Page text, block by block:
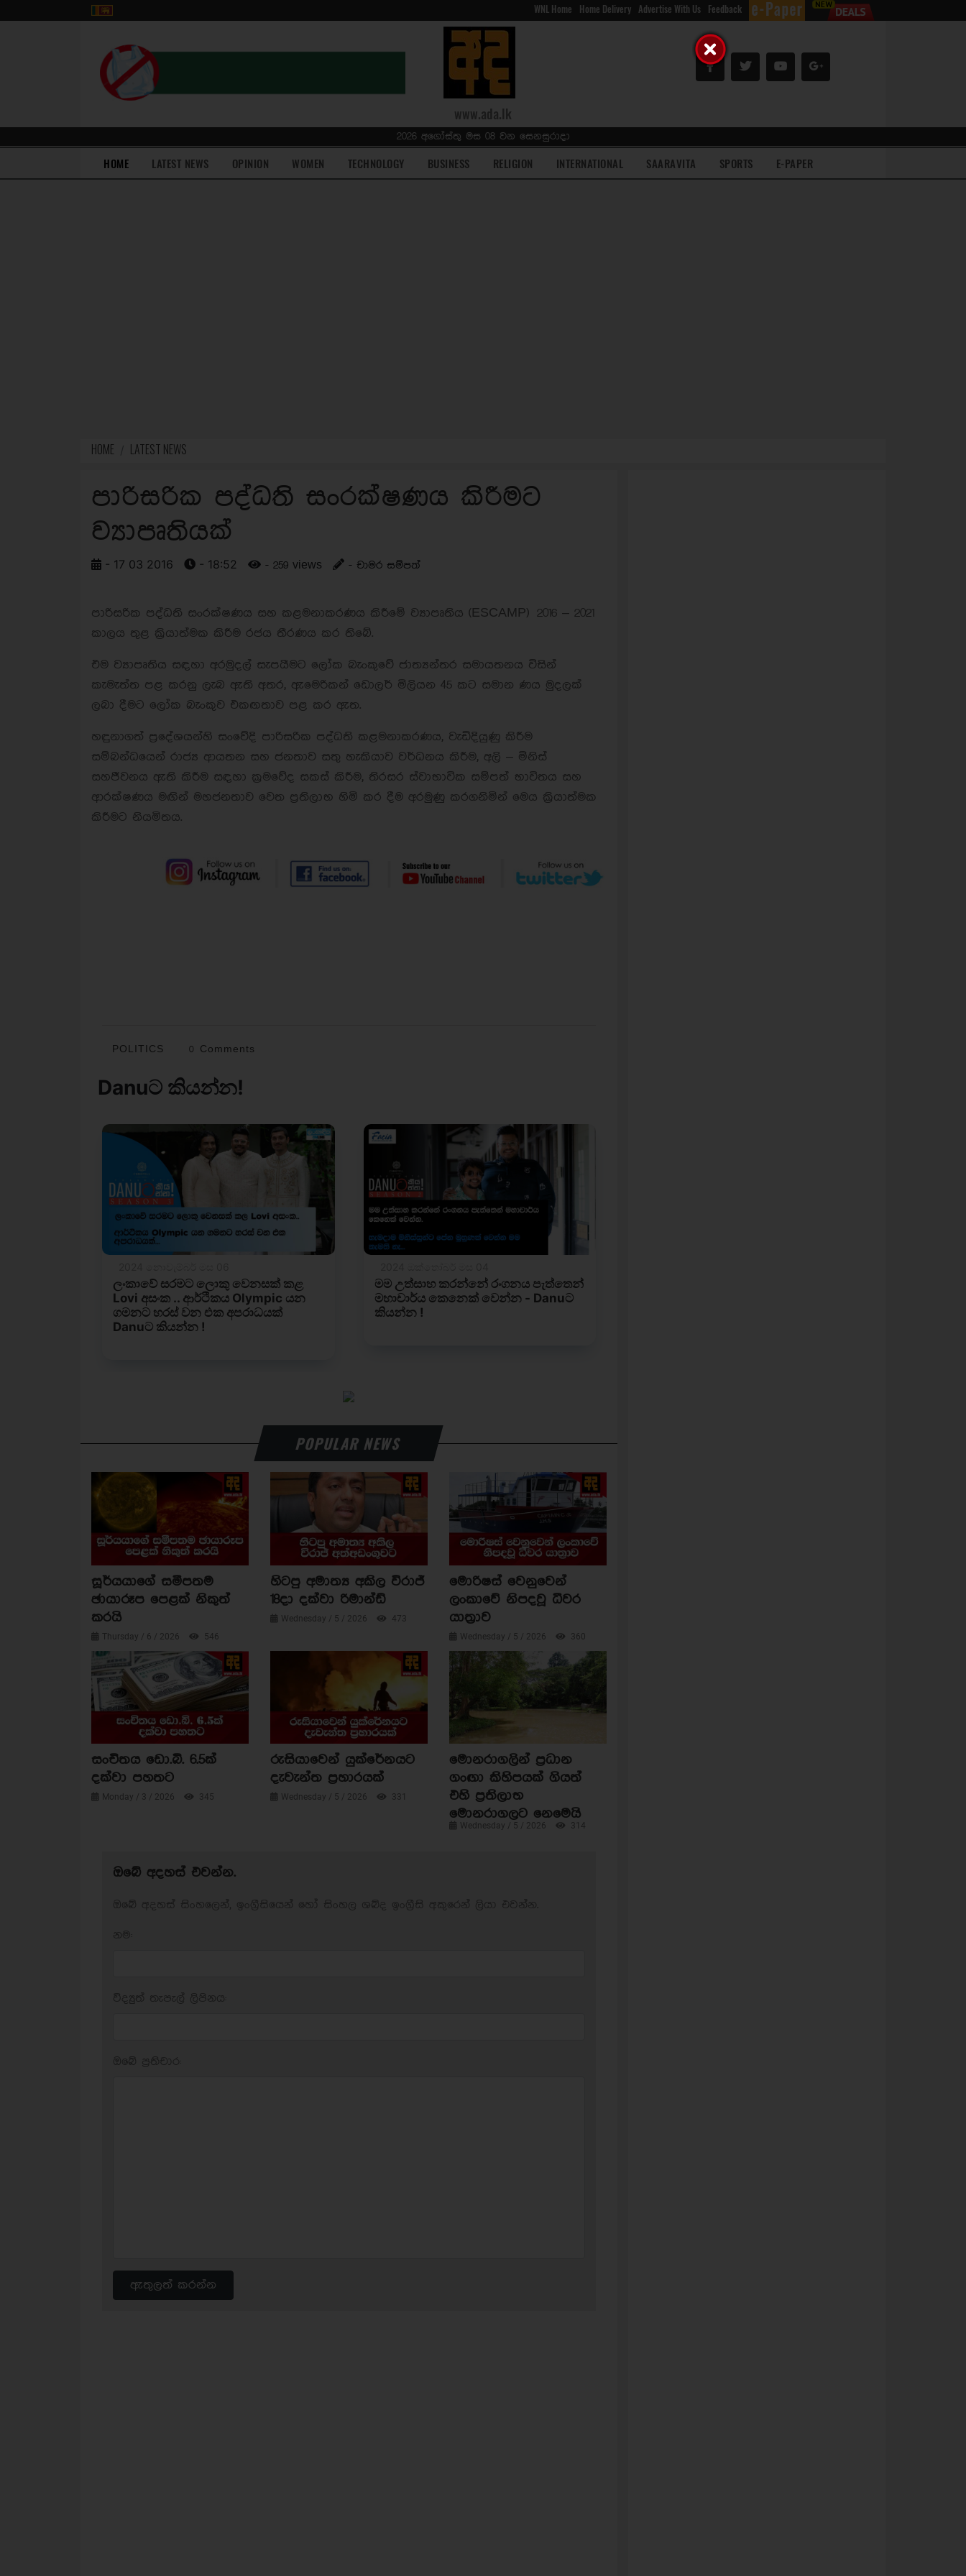
WNL Home Home Delivery Advertise With Us Feedback
www.ada.lk
2026 අගෝස්තු මස 08 වන සෙනසුරාදා
HOME(current)LATEST NEWS OPINION WOMEN TECHNOLOGY BUSINESS RELIGION INTERNATIONAL SAARAVITA SPORTS E-PAPER
HOME LATEST NEWS
පාරිසරික පද්ධති සංරක්ෂණය කිරීමට
ව්‍යාපෘතියක්
- 17 03 2016 - 18:52 - 259 views - චාමර සම්පත්
පාරිසරික පද්ධති සංරක්ෂණය සහ කළමනාකරණය කිරීමේ ව්‍යාපෘතිය (ESCAMP) 2016 – 2021
කාලය තුළ ක්‍රියාත්මක කිරීම රජය තීරණය කර තිබේ.
එම ව්‍යාපෘතිය සඳහා අරමුදල් සැපයීමට ලෝක බැංකුවේ ජාත්‍යන්තර සමායතනය විසින්
කැමැත්ත පළ කරනු ලැබ ඇති අතර, ඇමෙරිකන් ඩොලර් මිලියන 45 කට සමාන ණය මුදලක්
ලබා දීමට ලෝක බැංකුව එකඟතාව පළ කර ඇත.
හඳුනාගත් ප්‍රදේශයන්හි සංවේදි පාරිසරික පද්ධති කළමනාකරණය, වැඩිදියුණු කිරීම
සම්බන්ධයෙන් රාජ්‍ය ආයතන සහ ජනතාව සතු හැකියාව වර්ධනය කිරීම, අලි – මිනිස්
සහජීවනය ඇති කිරීම සඳහා ක්‍රමවේද සකස් කිරීම, තිරසර ස්වාභාවික සම්පත් භාවිතය සහ
ආරක්ෂණය මඟින් මහජනතාව වෙත ප්‍රතිලාභ හිමි කර දීම අරමුණු කරගනිමින් මෙය ක්‍රියාත්මක
කිරීමට නියමිතය.
POLITICS 0 Comments
POPULAR NEWS
සූර්යයාගේ සමීපතම
ඡායාරූප පෙළක් නිකුත්
කරයි
Thursday / 6 / 2026 546
හිටපු අමාත්‍ය අකිල විරාජ්
18දා දක්වා රිමාන්ඩ්
Wednesday / 5 / 2026 473
මොරිෂස් වෙනුවෙන්
ලංකාවේ නිපදවූ ධීවර
යාත්‍රාව
Wednesday / 5 / 2026 360
සංචිතය ඩො.බි. 6.5ක්
දක්වා පහතට
Monday / 3 / 2026 345
රුසියාවෙන් යුක්රේනයට
දැවැන්ත ප්‍රහාරයක්
Wednesday / 5 / 2026 331
මොනරාගලින් ප්‍රධාන
ගංඟා කිහිපයක් ගියත්
එහි ප්‍රතිලාභ
මොනරාගලට නෙමෙයි
Wednesday / 5 / 2026 314
ඔබේ අදහස් එවන්න.
ඇතුලත් කරන්න